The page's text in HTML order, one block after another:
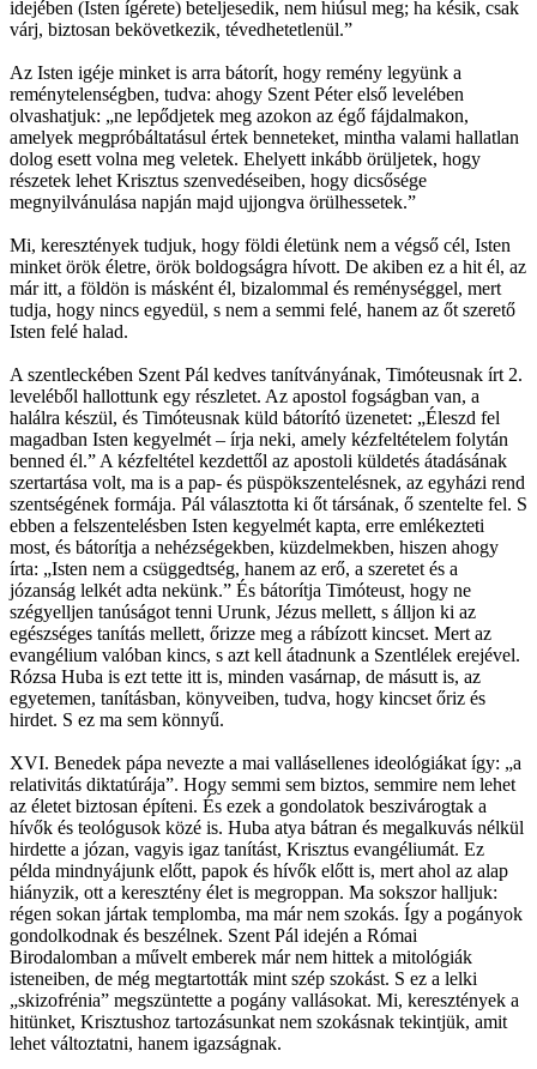
idejében (Isten ígérete) beteljesedik, nem hiúsul meg; ha késik, csak
várj, biztosan bekövetkezik, tévedhetetlenül.”
Az Isten igéje minket is arra bátorít, hogy remény legyünk a
reménytelenségben, tudva: ahogy Szent Péter első levelében
olvashatjuk: „ne lepődjetek meg azokon az égő fájdalmakon,
amelyek megpróbáltatásul értek benneteket, mintha valami hallatlan
dolog esett volna meg veletek. Ehelyett inkább örüljetek, hogy
részetek lehet Krisztus szenvedéseiben, hogy dicsősége
megnyilvánulása napján majd ujjongva örülhessetek.”
Mi, keresztények tudjuk, hogy földi életünk nem a végső cél, Isten
minket örök életre, örök boldogságra hívott. De akiben ez a hit él, az
már itt, a földön is másként él, bizalommal és reménységgel, mert
tudja, hogy nincs egyedül, s nem a semmi felé, hanem az őt szerető
Isten felé halad.
A szentleckében Szent Pál kedves tanítványának, Timóteusnak írt 2.
leveléből hallottunk egy részletet. Az apostol fogságban van, a
halálra készül, és Timóteusnak küld bátorító üzenetet: „Éleszd fel
magadban Isten kegyelmét – írja neki, amely kézfeltételem folytán
benned él.” A kézfeltétel kezdettől az apostoli küldetés átadásának
szertartása volt, ma is a pap- és püspökszentelésnek, az egyházi rend
szentségének formája. Pál választotta ki őt társának, ő szentelte fel. S
ebben a felszentelésben Isten kegyelmét kapta, erre emlékezteti
most, és bátorítja a nehézségekben, küzdelmekben, hiszen ahogy
írta: „Isten nem a csüggedtség, hanem az erő, a szeretet és a
józanság lelkét adta nekünk.” És bátorítja Timóteust, hogy ne
szégyelljen tanúságot tenni Urunk, Jézus mellett, s álljon ki az
egészséges tanítás mellett, őrizze meg a rábízott kincset. Mert az
evangélium valóban kincs, s azt kell átadnunk a Szentlélek erejével.
Rózsa Huba is ezt tette itt is, minden vasárnap, de másutt is, az
egyetemen, tanításban, könyveiben, tudva, hogy kincset őriz és
hirdet. S ez ma sem könnyű.
XVI. Benedek pápa nevezte a mai vallásellenes ideológiákat így: „a
relativitás diktatúrája”. Hogy semmi sem biztos, semmire nem lehet
az életet biztosan építeni. És ezek a gondolatok beszivárogtak a
hívők és teológusok közé is. Huba atya bátran és megalkuvás nélkül
hirdette a józan, vagyis igaz tanítást, Krisztus evangéliumát. Ez
példa mindnyájunk előtt, papok és hívők előtt is, mert ahol az alap
hiányzik, ott a keresztény élet is megroppan. Ma sokszor halljuk:
régen sokan jártak templomba, ma már nem szokás. Így a pogányok
gondolkodnak és beszélnek. Szent Pál idején a Római
Birodalomban a művelt emberek már nem hittek a mitológiák
isteneiben, de még megtartották mint szép szokást. S ez a lelki
„skizofrénia” megszüntette a pogány vallásokat. Mi, keresztények a
hitünket, Krisztushoz tartozásunkat nem szokásnak tekintjük, amit
lehet változtatni, hanem igazságnak.